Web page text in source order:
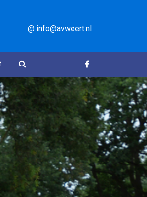
@ info@avweert.nl